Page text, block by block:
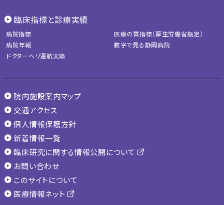
臨床指標と診療実績
病院指標
医療の質指標（厚生労働省指定）
病院年報
数字で見る静岡病院
ドクターヘリ運航実績
院内施設案内マップ
交通アクセス
個人情報保護方針
新着情報一覧
臨床研究に関する情報公開について
お問い合わせ
このサイトについて
医療情報ネット